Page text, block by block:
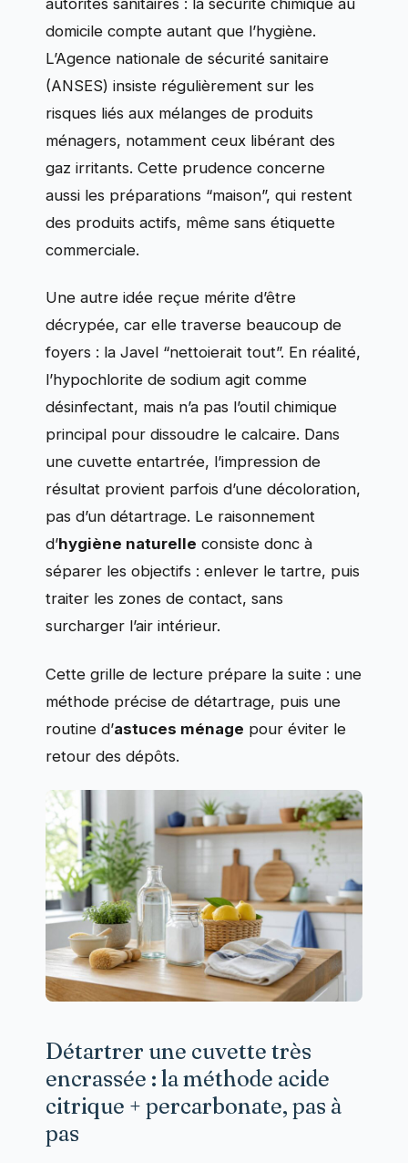
domicile compte autant que l’hygiène.
L’Agence nationale de sécurité sanitaire
(ANSES) insiste régulièrement sur les
risques liés aux mélanges de produits
ménagers, notamment ceux libérant des
gaz irritants. Cette prudence concerne
aussi les préparations “maison”, qui restent
des produits actifs, même sans étiquette
commerciale.
Une autre idée reçue mérite d’être
décrypée, car elle traverse beaucoup de
foyers : la Javel “nettoierait tout”. En réalité,
l’hypochlorite de sodium agit comme
désinfectant, mais n’a pas l’outil chimique
principal pour dissoudre le calcaire. Dans
une cuvette entartrée, l’impression de
résultat provient parfois d’une décoloration,
pas d’un détartrage. Le raisonnement
d’hygiène naturelle consiste donc à
séparer les objectifs : enlever le tartre, puis
traiter les zones de contact, sans
surcharger l’air intérieur.
Cette grille de lecture prépare la suite : une
méthode précise de détartrage, puis une
routine d’astuces ménage pour éviter le
retour des dépôts.
Détartrer une cuvette très
encrassée : la méthode acide
citrique + percarbonate, pas à
pas